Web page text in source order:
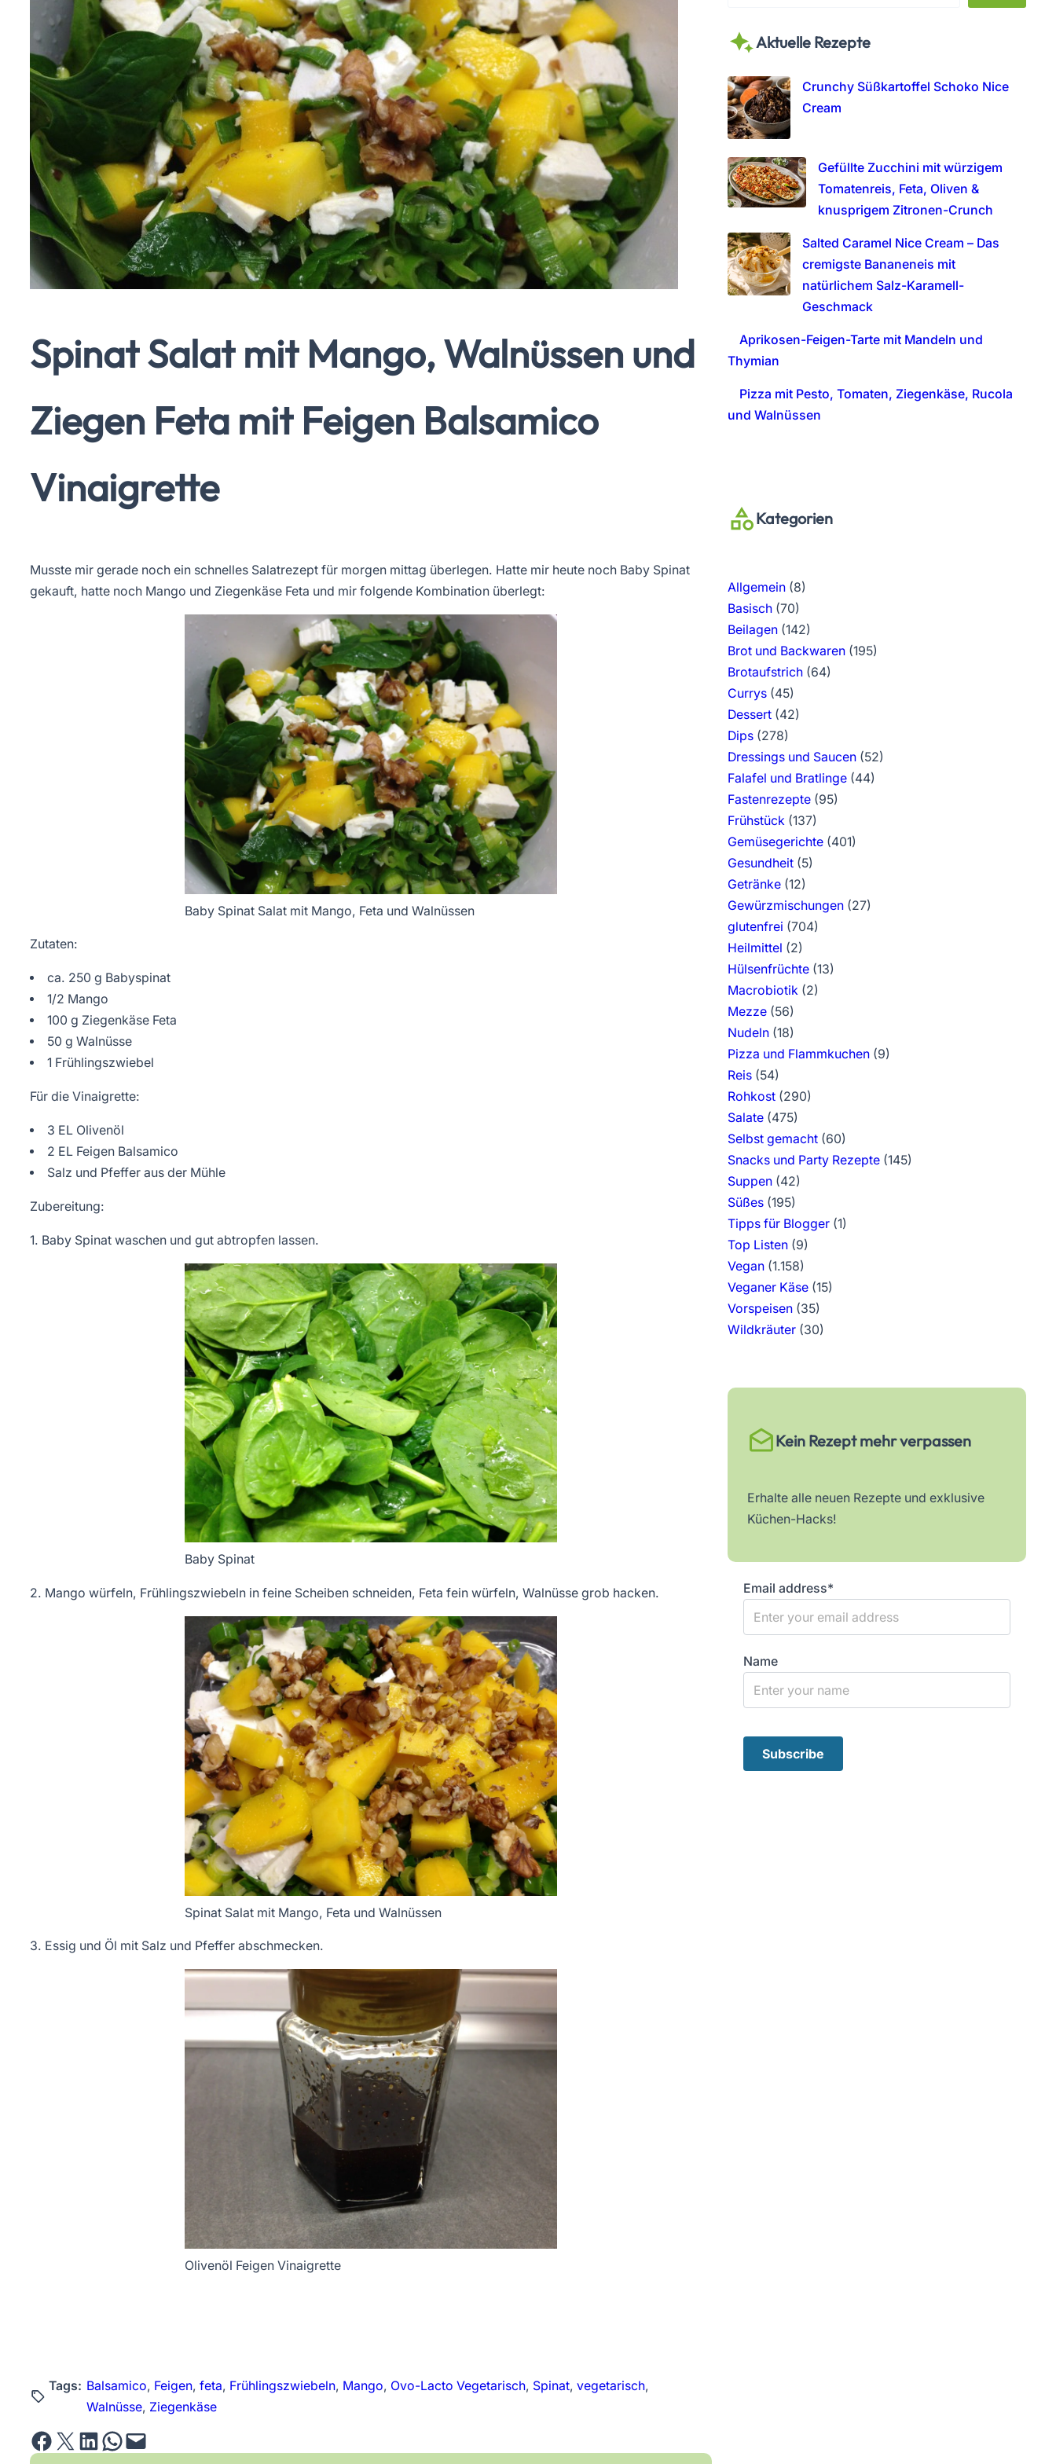
Spinat Salat mit Mango, Walnüssen und
Ziegen Feta mit Feigen Balsamico
Vinaigrette
Musste mir gerade noch ein schnelles Salatrezept für morgen mittag überlegen. Hatte mir heute noch Baby Spinat
gekauft, hatte noch Mango und Ziegenkäse Feta und mir folgende Kombination überlegt:
Baby Spinat Salat mit Mango, Feta und Walnüssen
Zutaten:
ca. 250 g Babyspinat
1/2 Mango
100 g Ziegenkäse Feta
50 g Walnüsse
1 Frühlingszwiebel
Für die Vinaigrette:
3 EL Olivenöl
2 EL Feigen Balsamico
Salz und Pfeffer aus der Mühle
Zubereitung:
1. Baby Spinat waschen und gut abtropfen lassen.
Baby Spinat
2. Mango würfeln, Frühlingszwiebeln in feine Scheiben schneiden, Feta fein würfeln, Walnüsse grob hacken.
Spinat Salat mit Mango, Feta und Walnüssen
3. Essig und Öl mit Salz und Pfeffer abschmecken.
Olivenöl Feigen Vinaigrette
Tags: Balsamico, Feigen, feta, Frühlingszwiebeln, Mango, Ovo-Lacto Vegetarisch, Spinat, vegetarisch
Walnüsse, Ziegenkäse
Share on Facebook Email this Page Share on LinkedIn Share on WhatsApp Email this Page
r
h
Aktuelle Rezepte
Crunchy Süßkartoffel Schoko Nice
Cream
Gefüllte Zucchini mit würzigem
Tomatenreis, Feta, Oliven &
knusprigem Zitronen-Crunch
Salted Caramel Nice Cream – Das
cremigste Bananeneis mit
natürlichem Salz-Karamell-
Geschmack
Aprikosen-Feigen-Tarte mit Mandeln und
Thymian
Pizza mit Pesto, Tomaten, Ziegenkäse, Rucola
und Walnüssen
Kategorien
Allgemein(8)
Basisch(70)
Beilagen(142)
Brot und Backwaren(195)
Brotaufstrich(64)
Currys(45)
Dessert(42)
Dips(278)
Dressings und Saucen(52)
Falafel und Bratlinge(44)
Fastenrezepte(95)
Frühstück (137)
Gemüsegerichte(401)
Gesundheit(5)
Getränke(12)
Gewürzmischungen(27)
glutenfrei (704)
Heilmittel (2)
Hülsenfrüchte(13)
Macrobiotik (2)
Mezze(56)
Nudeln(18)
Pizza und Flammkuchen(9)
Reis(54)
Rohkost(290)
Salate(475)
Selbst gemacht(60)
Snacks und Party Rezepte(145)
Suppen(42)
Süßes(195)
Tipps für Blogger(1)
Top Listen(9)
Vegan(1.158)
Veganer Käse(15)
Vorspeisen(35)
Wildkräuter(30)
Kein Rezept mehr verpassen
Erhalte alle neuen Rezepte und exklusive
Küchen-Hacks!
Email address*
Name